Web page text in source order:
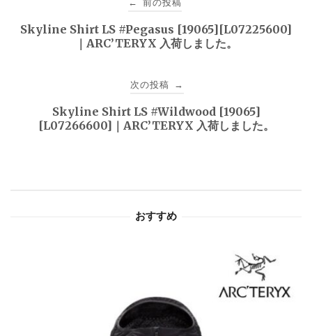
稿
←
Skyline Shirt LS #Pegasus [19065][L07225600]
｜ARC’TERYX 入荷しました。
次の投稿 →
Skyline Shirt LS #Wildwood [19065]
[L07266600]｜ARC’TERYX 入荷しました。
おすすめ